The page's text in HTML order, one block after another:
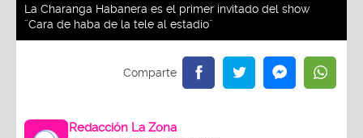
La Charanga Habanera es el primer invitado del show
¨Cara de haba de la tele al estadio¨
Redacción La Zona